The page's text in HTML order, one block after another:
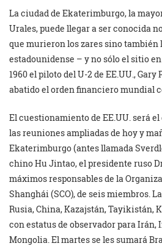
La ciudad de Ekaterimburgo, la
Urales, puede llegar a ser conocida
que murieron los zares sino también
estadounidense – y no sólo el sitio
1960 el piloto del U-2 de EE.UU.,
abatido el orden financiero mundial
El cuestionamiento de EE.UU. será
las reuniones ampliadas de hoy y
Ekaterimburgo (antes llamada
chino Hu Jintao, el presidente ruso
máximos responsables de la
Shanghái (SCO), de seis miembros.
Rusia, China, Kazajstán, Tayikistán,
con estatus de observador para Irán,
Mongolia. El martes se les sumará